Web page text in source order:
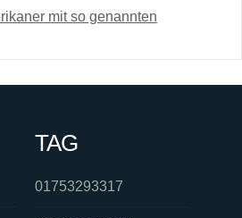
mit so genannten
TAG
01753293317